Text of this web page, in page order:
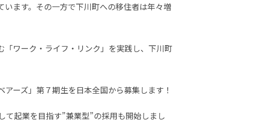
ます。その一方で下川町への移住者は年々増
ワーク・ライフ・リンク」を実践し、下川町
ーズ」第７期生を日本全国から募集します！
起業を目指す”兼業型”の採用も開始しまし